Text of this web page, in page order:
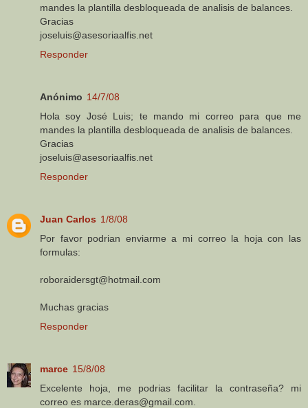
mandes la plantilla desbloqueada de analisis de balances.
Gracias
joseluis@asesoriaalfis.net
Responder
Anónimo 14/7/08
Hola soy José Luis; te mando mi correo para que me
mandes la plantilla desbloqueada de analisis de balances.
Gracias
joseluis@asesoriaalfis.net
Responder
Juan Carlos 1/8/08
Por favor podrian enviarme a mi correo la hoja con las
formulas:
roboraidersgt@hotmail.com
Muchas gracias
Responder
marce 15/8/08
Excelente hoja, me podrias facilitar la contraseña? mi
correo es marce.deras@gmail.com.